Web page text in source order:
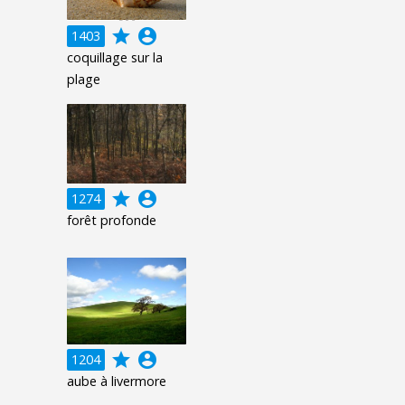
1403 grade account_circle
coquillage sur la
plage
1274 grade account_circle
forêt profonde
1204 grade account_circle
aube à livermore